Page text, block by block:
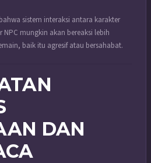
sistem interaksi antara karakter
NPC mungkin akan bereaksi lebih
baik itu agresif atau bersahabat.
DAN